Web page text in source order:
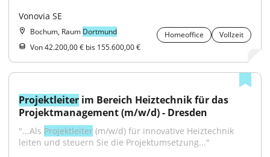
Vonovia SE
Bochum, Raum Dortmund Homeoffice
Vollzeit
Von 42.200,00 € bis 155.600,00 €
Projektleiter im Bereich Heiztechnik für das
Projektmanagement (m/w/d) - Dresden
"...Als Projektleiter (m/w/d) für innovative Heiztechnik
leiten und steuern Sie die Projektumsetzung..."